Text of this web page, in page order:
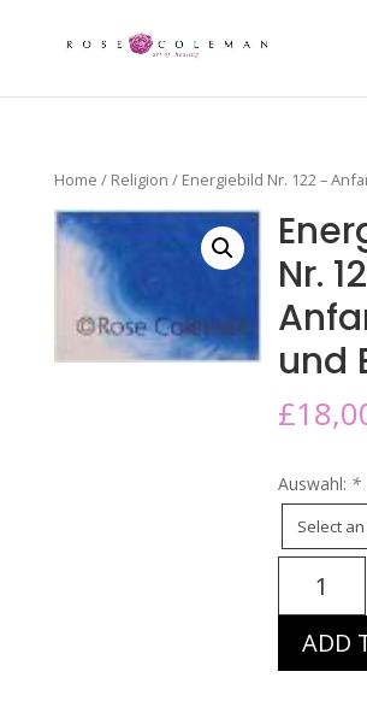
Home / Religion / Energiebild Nr. 122 –
Nr.
und
£
Auswahl: *
ADD